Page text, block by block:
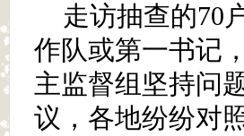
走访抽查的70
作队或第一书记
主监督组坚持问
议，各地纷纷对